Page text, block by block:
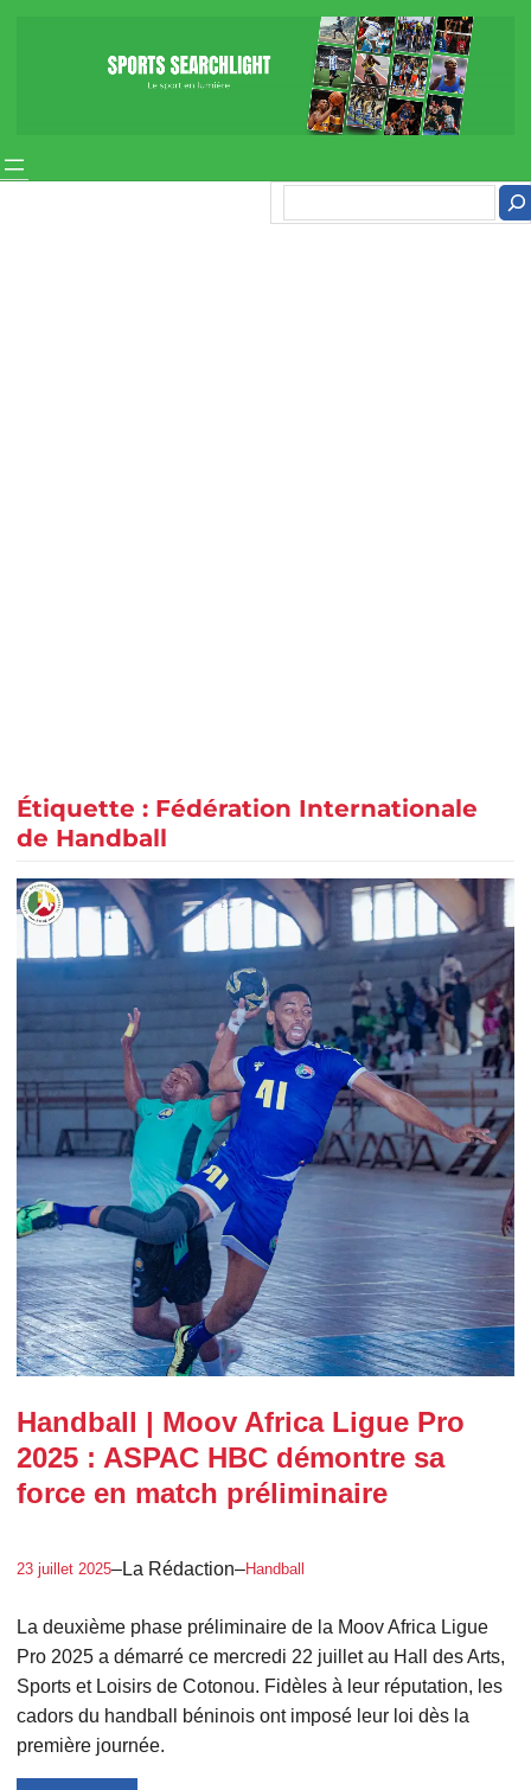
Étiquette : Fédération Internationale
de Handball
Handball | Moov Africa Ligue Pro
2025 : ASPAC HBC démontre sa
force en match préliminaire
23 juillet 2025–La Rédaction–Handball
La deuxième phase préliminaire de la Moov Africa Ligue
Pro 2025 a démarré ce mercredi 22 juillet au Hall des Arts,
Sports et Loisirs de Cotonou. Fidèles à leur réputation, les
cadors du handball béninois ont imposé leur loi dès la
première journée.